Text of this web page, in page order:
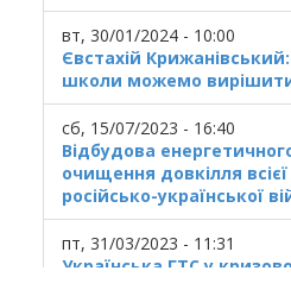
вт, 30/01/2024 - 10:00
Євстахій
школи можемо
сб, 15/07/2023 - 16:40
Відбудова
очищення довкілля
російсько-української
пт, 31/03/2023 - 11:31
Українська ГТС у